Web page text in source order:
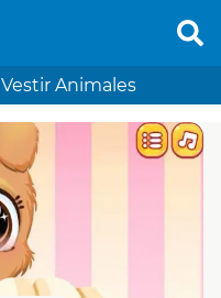
Vestir Animales